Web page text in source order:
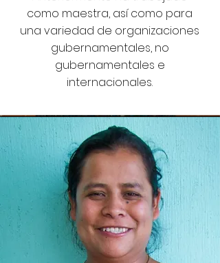
como maestra, así como para
una variedad de organizaciones
gubernamentales, no
gubernamentales e
internacionales.